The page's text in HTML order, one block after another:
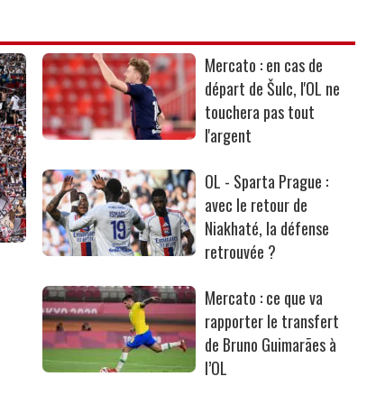
Mercato : en cas de
départ de Šulc, l'OL ne
touchera pas tout
l'argent
OL - Sparta Prague :
avec le retour de
Niakhaté, la défense
retrouvée ?
Mercato : ce que va
rapporter le transfert
de Bruno Guimarães à
l’OL